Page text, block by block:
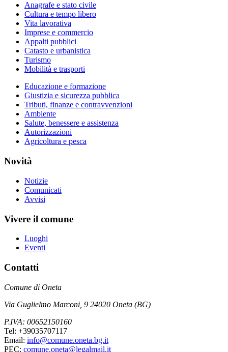
Anagrafe e stato civile
Cultura e tempo libero
Vita lavorativa
Imprese e commercio
Appalti pubblici
Catasto e urbanistica
Turismo
Mobilità e trasporti
Educazione e formazione
Giustizia e sicurezza pubblica
Tributi, finanze e contravvenzioni
Ambiente
Salute, benessere e assistenza
Autorizzazioni
Agricoltura e pesca
Novità
Notizie
Comunicati
Avvisi
Vivere il comune
Luoghi
Eventi
Contatti
Comune di Oneta
Via Guglielmo Marconi, 9 24020 Oneta (BG)
P.IVA: 00652150160
Tel: +39035707117
Email: info@comune.oneta.bg.it
PEC: comune.oneta@legalmail.it